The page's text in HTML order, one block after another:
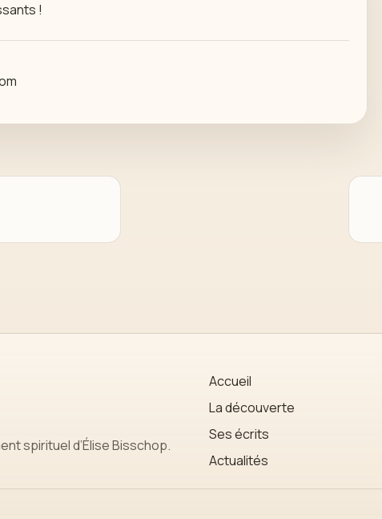
!
spirituel d’Élise Bisschop.
Accueil
La découverte
Ses écrits
Actualités